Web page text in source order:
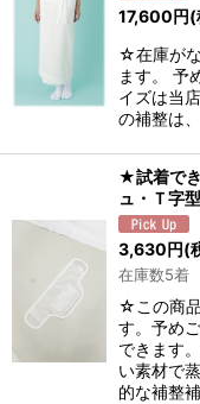
17,600円(
☆在庫が
ます。 予
イズは当
の補整は
★試着で
ュ・Ｔ字
3,630円(
在庫数5着
☆この商
す。予め
できます
い素材で
的な補整